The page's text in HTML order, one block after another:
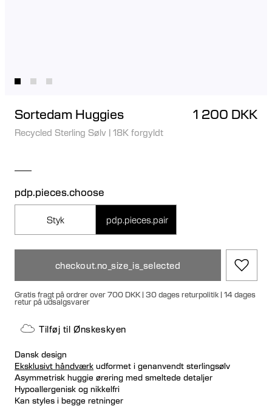
Sortedam Huggies 1 200 DKK
Recycled Sterling Sølv | 18K forgyldt
pdp.pieces.choose
Styk pdp.pieces.pair
checkout.no_size_is_selected
Gratis fragt på ordrer over 700 DKK | 30 dages returpolitik | 14 dages
retur på udsalgsvarer
Tilføj til Ønskeskyen
Dansk design
Eksklusivt håndværk udformet i genanvendt sterlingsølv
Asymmetrisk huggie ørering med smeltede detaljer
Hypoallergenisk og nikkelfri
Kan styles i begge retninger